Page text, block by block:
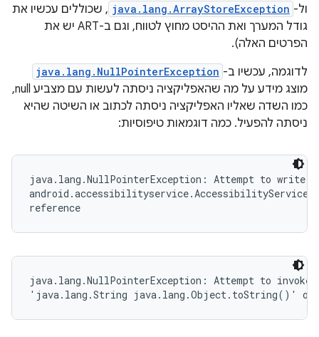
ול- java.lang.ArrayStoreException , שכוללים עכשיו את
גודל המערך ואת ההיסט מחוץ לטווח, וגם ב-ART יש את
הפרטים האלה).
לדוגמה, עכשיו ב- java.lang.NullPointerException
מוצג מידע על מה שהאפליקציה ניסתה לעשות עם מצביע null,
כמו השדה שאליו האפליקציה ניסתה לכתוב או השיטה שהיא
ניסתה להפעיל. כמה דוגמאות טיפוסיות:
java.lang.NullPointerException: Attempt to
reference
java.lang.NullPointerException: Attempt to invoke
'java.lang.String java.lang.Object.toString()' on